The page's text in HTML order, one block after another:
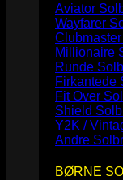
Aviator
Wayfarer
Millionaire
Runde
Firkantede
Fit Over
Shield
Y2K /
Andre
BØRNE